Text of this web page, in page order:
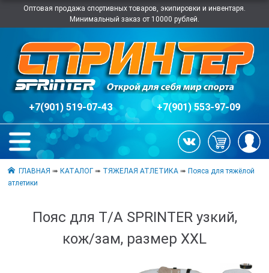
Оптовая продажа спортивных товаров, экипировки и инвентаря.
Минимальный заказ от 10000 рублей.
+7(901) 519-07-43 +7(901) 553-97-09
ГЛАВНАЯ ➠КАТАЛОГ ➠ ТЯЖЕЛАЯ АТЛЕТИКА ➠Пояса для тяжёлой
атлетики
Пояс для Т/А SPRINTER узкий,
кож/зам, размер XXL